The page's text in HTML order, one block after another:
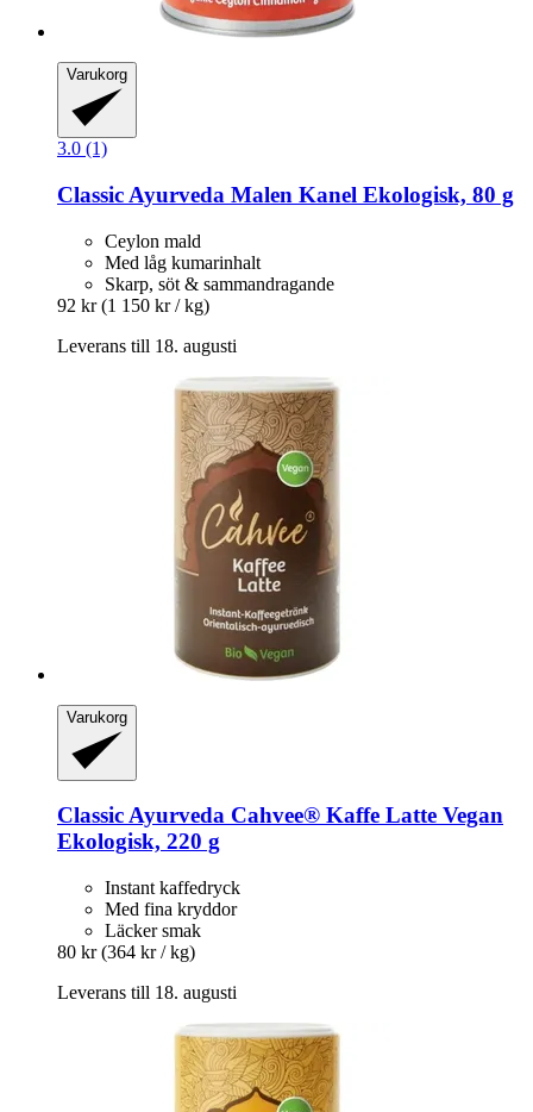
Varukorg
3.0 (1)
Classic Ayurveda Malen Kanel Ekologisk, 80 g
Ceylon mald
Med låg kumarinhalt
Skarp, söt & sammandragande
92 kr (1 150 kr / kg)
Leverans till 18. augusti
Varukorg
Classic Ayurveda Cahvee® Kaffe Latte Vegan
Ekologisk, 220 g
Instant kaffedryck
Med fina kryddor
Läcker smak
80 kr (364 kr / kg)
Leverans till 18. augusti